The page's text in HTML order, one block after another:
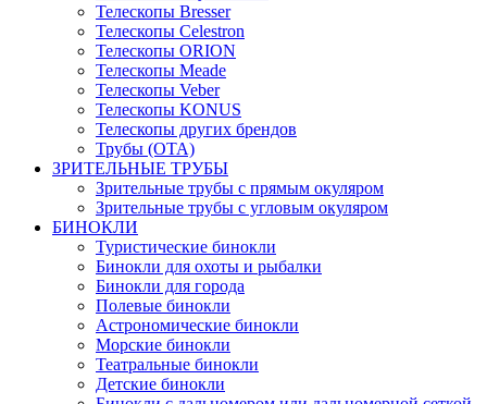
Телескопы Bresser
Телескопы Celestron
Телескопы ORION
Телескопы Meade
Телескопы Veber
Телескопы KONUS
Телескопы других брендов
Трубы (ОТА)
ЗРИТЕЛЬНЫЕ ТРУБЫ
Зрительные трубы с прямым окуляром
Зрительные трубы с угловым окуляром
БИНОКЛИ
Туристические бинокли
Бинокли для охоты и рыбалки
Бинокли для города
Полевые бинокли
Астрономические бинокли
Морские бинокли
Театральные бинокли
Детские бинокли